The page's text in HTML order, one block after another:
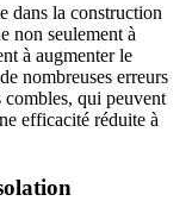
dans la construction
non seulement à
à augmenter le
nombreuses erreurs
combles, qui peuvent
efficacité réduite à